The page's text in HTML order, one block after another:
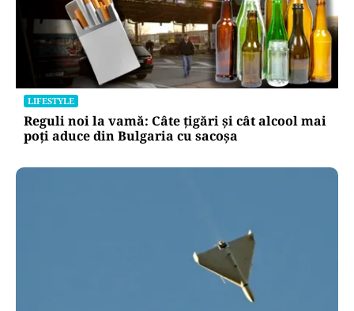
LIFESTYLE
Reguli noi la vamă: Câte țigări și cât alcool mai
poți aduce din Bulgaria cu sacoșa